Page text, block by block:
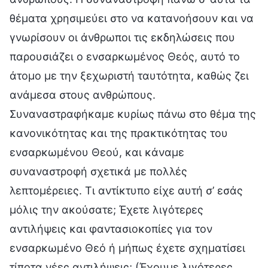
θέματα χρησιμεύει στο να κατανοήσουν και να
γνωρίσουν οι άνθρωποι τις εκδηλώσεις που
παρουσιάζει ο ενσαρκωμένος Θεός, αυτό το
άτομο με την ξεχωριστή ταυτότητα, καθώς ζει
ανάμεσα στους ανθρώπους.
Συναναστραφήκαμε κυρίως πάνω στο θέμα της
κανονικότητας και της πρακτικότητας του
ενσαρκωμένου Θεού, και κάναμε
συναναστροφή σχετικά με πολλές
λεπτομέρειες. Τι αντίκτυπο είχε αυτή σ’ εσάς
μόλις την ακούσατε; Έχετε λιγότερες
αντιλήψεις και φαντασιοκοπίες για τον
ενσαρκωμένο Θεό ή μήπως έχετε σχηματίσει